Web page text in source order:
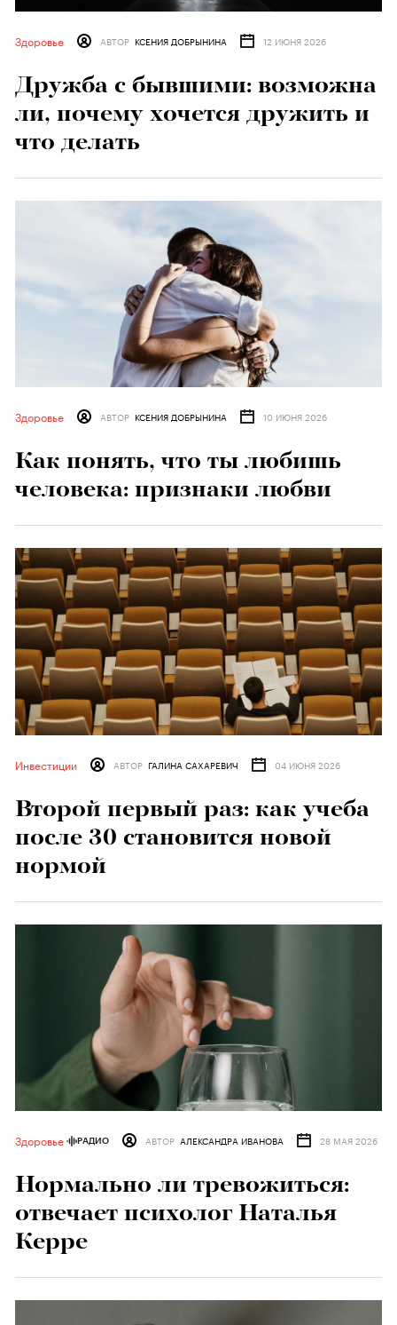
Здоровье АВТОР КСЕНИЯ ДОБРЫНИНА 12 ИЮНЯ 2026
Дружба с бывшими: возможна
ли, почему хочется дружить и
что делать
Здоровье АВТОР КСЕНИЯ ДОБРЫНИНА 10 ИЮНЯ 2026
Как понять, что ты любишь
человека: признаки любви
Инвестиции АВТОР ГАЛИНА САХАРЕВИЧ 04 ИЮНЯ 2026
Второй первый раз: как учеба
после 30 становится новой
нормой
Здоровье РАДИО АВТОР АЛЕКСАНДРА ИВАНОВА 28 МАЯ 2026
Нормально ли тревожиться:
отвечает психолог Наталья
Керре